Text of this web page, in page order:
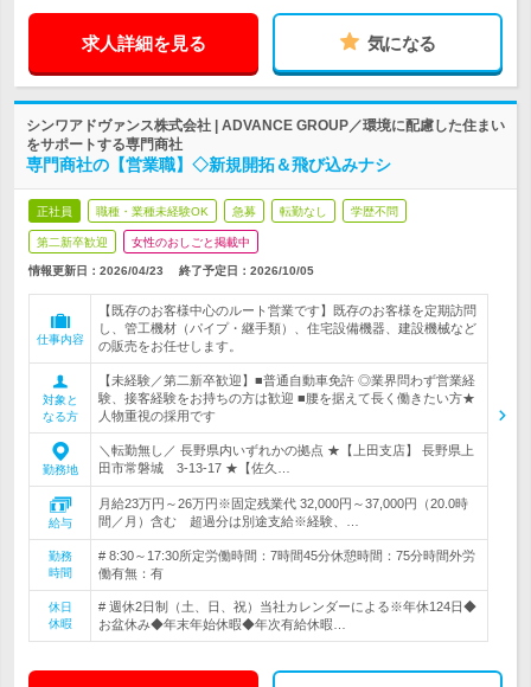
求人詳細を見る 気になる
シンワアドヴァンス株式会社 | ADVANCE GROUP／環境に配慮した住まい
をサポートする専門商社
専門商社の【営業職】◇新規開拓＆飛び込みナシ
正社員 職種・業種未経験OK 急募 転勤なし 学歴不問
第二新卒歓迎 女性のおしごと掲載中
情報更新日：2026/04/23 終了予定日： 2026/10/05
仕事内容
【既存のお客様中心のルート営業です】既存のお客様を定期訪問
し、管工機材（パイプ・継手類）、住宅設備機器、建設機械など
の販売をお任せします。
対象と
なる方
【未経験／第二新卒歓迎】■普通自動車免許 ◎業界問わず営業経
験、接客経験をお持ちの方は歓迎 ■腰を据えて長く働きたい方★
人物重視の採用です
勤務地
＼転勤無し／ 長野県内いずれかの拠点 ★【上田支店】 長野県上
田市常磐城 3-13-17 ★【佐久…
給与
月給23万円～26万円※固定残業代 32,000円～37,000円（20.0時
間／月）含む 超過分は別途支給※経験、…
勤務
時間
# 8:30～17:30所定労働時間：7時間45分休憩時間：75分時間外労
働有無：有
休日
休暇
# 週休2日制（土、日、祝）当社カレンダーによる※年休124日◆
お盆休み◆年末年始休暇◆年次有給休暇…